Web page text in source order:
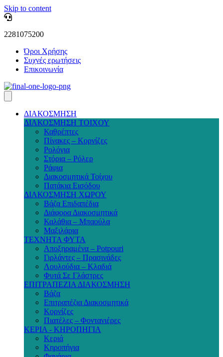
Skip to content
2281075200
Όροι Χρήσης
Συχνές ερωτήσεις
Επικοινωνία
ΔΙΑΚΟΣΜΗΣΗ
ΔΙΑΚΟΣΜΗΣΗ ΤΟΙΧΟΥ
Καθρέπτες
Πίνακες – Κορνίζες
Ρολόγια
Στόρια – Ρόλερ
Ράφια
Διακοσμητικά Τοίχου
Πατάκια Εισόδου
ΔΙΑΚΟΣΜΗΣΗ ΧΩΡΟΥ
Βάζα Επιδαπέδια
Διάφορα Διακοσμητικά
Καλάθια – Μπαούλα
Μαξιλάρια
ΤΕΧΝΗΤΑ ΦΥΤΑ
Αποξηραμένα – Potpouri
Γιρλάντες – Πρασινάδες
Λουλούδια – Κλαδιά
Φυτά Σε Γλάστρες
ΕΠΙΤΡΑΠΕΖΙΑ ΔΙΑΚΟΣΜΗΣΗ
Βάζα
Επιτραπέζια Διακοσμητικά
Κορνίζες
Πιατέλες – Φοντανιέρες
ΚΕΡΙΑ - ΚΗΡΟΠΗΓΙΑ
Κεριά
Κηροπήγια